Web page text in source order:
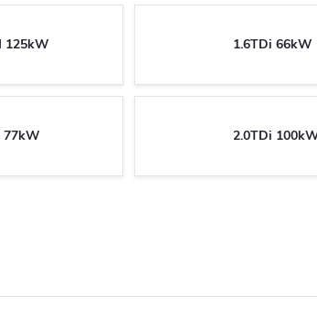
125kW 1.6TDi 66kW
77kW 2.0TDi